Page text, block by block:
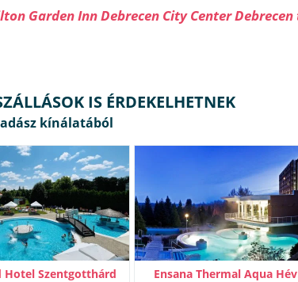
Garden Inn Debrecen City Center
IS ÉRDEKELHETNEK
Hotel Szentgotthárd Ensana Thermal Aqua